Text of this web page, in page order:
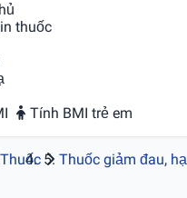
thuốc
Tính BMI trẻ em
Thuốc Thuốc giảm đau,